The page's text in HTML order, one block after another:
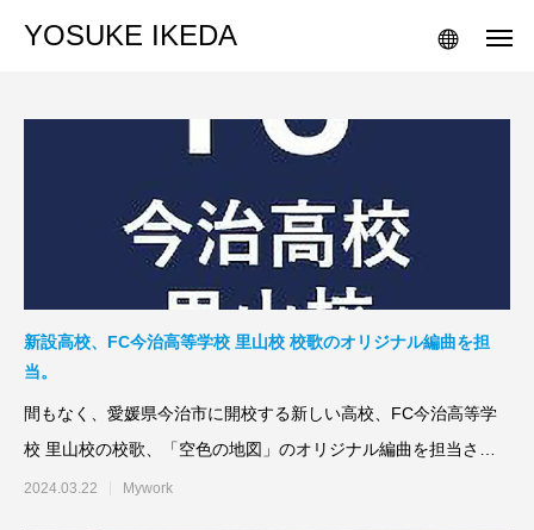
YOSUKE IKEDA
新設高校、FC今治高等学校 里山校 校歌のオリジナル編曲を担
当。
間もなく、愛媛県今治市に開校する新しい高校、FC今治高等学
校 里山校の校歌、「空色の地図」のオリジナル編曲を担当させ
ていただきました。作
2024.03.22 Mywork